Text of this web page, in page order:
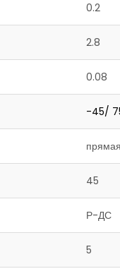
0.2
2.8
0.08
-45/
прямая
45
Р-ДС
5